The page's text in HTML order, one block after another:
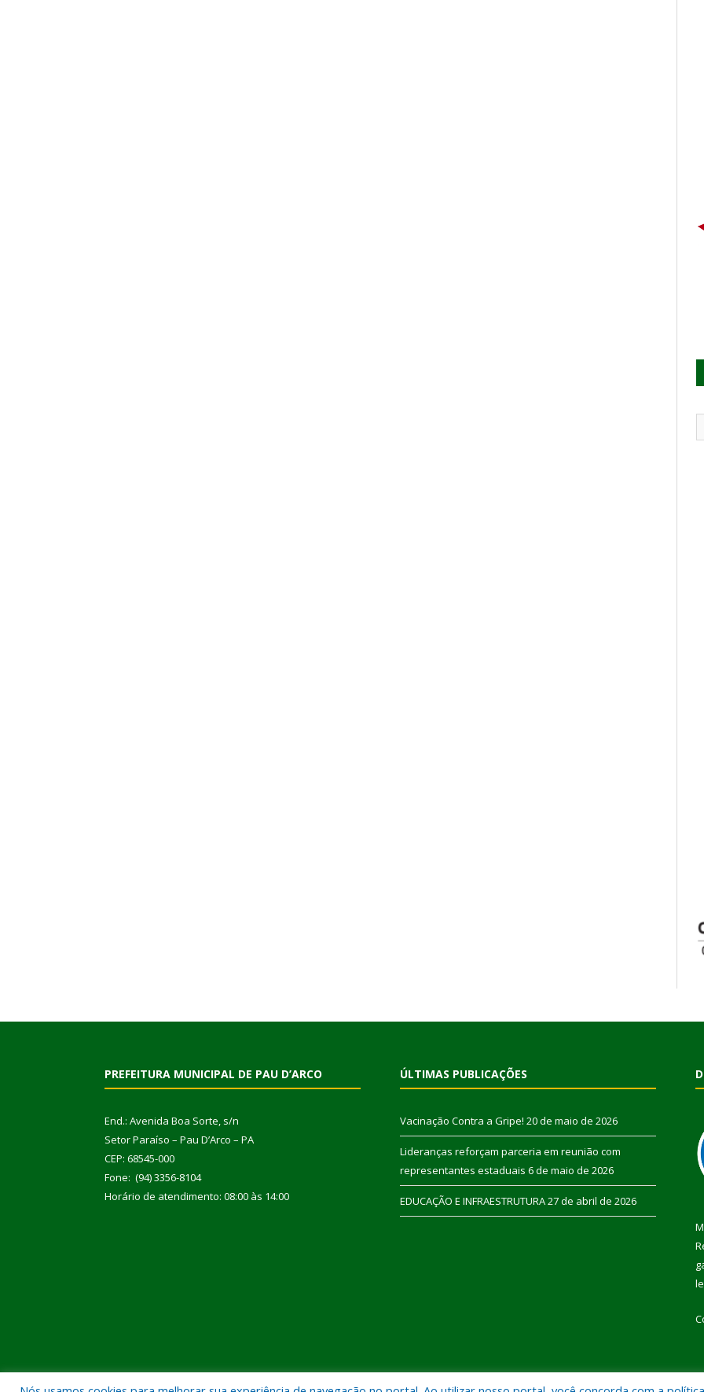
PREFEITURA MUNICIPAL DE PAU D’ARCO
End.: Avenida Boa Sorte, s/n
Setor Paraíso – Pau D’Arco – PA
CEP: 68545-000
Fone: (94) 3356-8104
Horário de atendimento: 08:00 às 14:00
ÚLTIMAS PUBLICAÇÕES
Vacinação Contra a Gripe! 20 de maio de 2026
Lideranças reforçam parceria em reunião com
representantes estaduais 6 de maio de 2026
EDUCAÇÃO E INFRAESTRUTURA27 de abril de 2026